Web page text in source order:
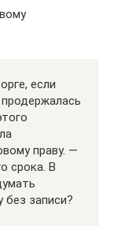
если
праву. —
срока. В
без записи?